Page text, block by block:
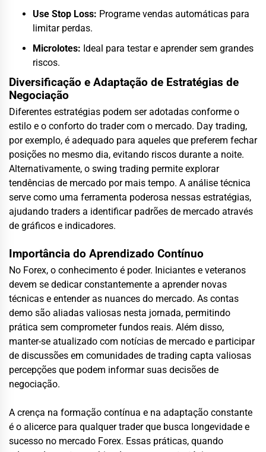
Use Stop Loss: Programe vendas automáticas para
limitar perdas.
Microlotes: Ideal para testar e aprender sem grandes
riscos.
Diversificação e Adaptação de Estratégias de
Negociação
Diferentes estratégias podem ser adotadas conforme o
estilo e o conforto do trader com o mercado. Day trading,
por exemplo, é adequado para aqueles que preferem fechar
posições no mesmo dia, evitando riscos durante a noite.
Alternativamente, o swing trading permite explorar
tendências de mercado por mais tempo. A análise técnica
serve como uma ferramenta poderosa nessas estratégias,
ajudando traders a identificar padrões de mercado através
de gráficos e indicadores.
Importância do Aprendizado Contínuo
No Forex, o conhecimento é poder. Iniciantes e veteranos
devem se dedicar constantemente a aprender novas
técnicas e entender as nuances do mercado. As contas
demo são aliadas valiosas nesta jornada, permitindo
prática sem comprometer fundos reais. Além disso,
manter-se atualizado com notícias de mercado e participar
de discussões em comunidades de trading capta valiosas
percepções que podem informar suas decisões de
negociação.
A crença na formação contínua e na adaptação constante
é o alicerce para qualquer trader que busca longevidade e
sucesso no mercado Forex. Essas práticas, quando